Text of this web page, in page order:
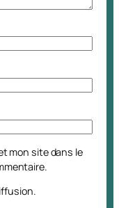
mon site dans le